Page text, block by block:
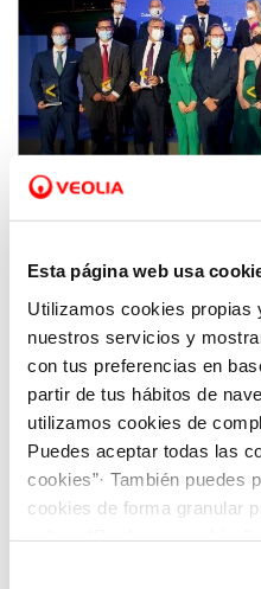
Esta página web usa
Utilizamos cookies propias
nuestros servicios y
con tus preferencias en
partir de tus hábitos de
utilizamos cookies de
Puedes aceptar todas las
cookies”· También puedes
cookies de forma granular
16 OCT 2021
La 23ª edición de los
Telecomunicaciones
Hidraqua como
impulso y
digitales